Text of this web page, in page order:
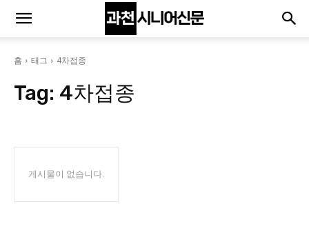
홈 태그 4차접종
Tag: 4차접종
게시물이 없습니다.